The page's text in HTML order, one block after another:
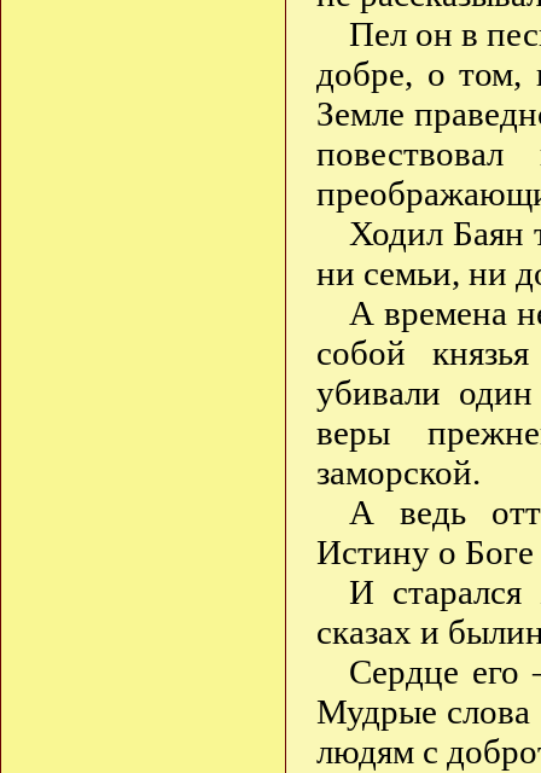
Пел он в
добре, о том,
Земле
Ходил Баян
ни семьи, ни
А времена
собой
убивали
веры
заморской.
А ведь
Истину о
И
сказах и
Сердце
Мудрые слова
людям с